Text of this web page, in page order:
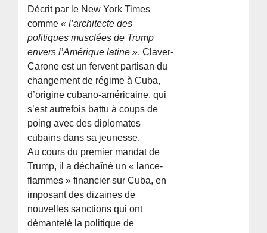
Décrit par le New York Times
comme« l’architecte des
politiques musclées de Trump
envers l’Amérique latine », Claver-
Carone est un fervent partisan du
changement de régime à Cuba,
d’origine cubano-américaine, qui
s’est autrefois battu à coups de
poing avec des diplomates
cubains dans sa jeunesse.
Au cours du premier mandat de
Trump, il a déchaîné un « lance-
flammes » financier sur Cuba, en
imposant des dizaines de
nouvelles sanctions qui ont
démantelé la politique de